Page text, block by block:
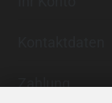
Zahlung